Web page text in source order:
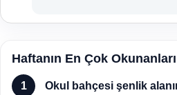
Haftanın En Çok Okunanları
1 Okul bahçesi şenlik